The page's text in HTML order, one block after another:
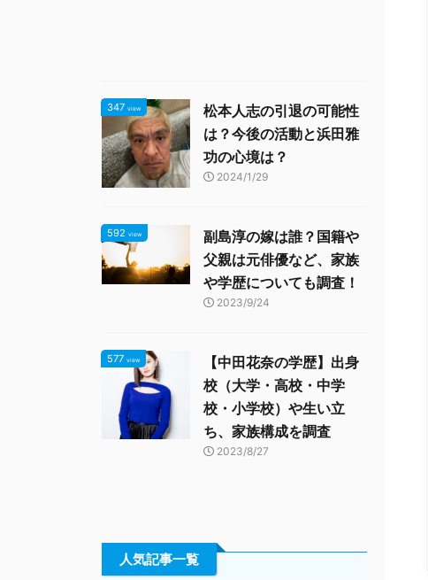
347 view
松本人志の引退の可能性
は？今後の活動と浜田雅
功の心境は？
2024/1/29
592 view
副島淳の嫁は誰？国籍や
父親は元俳優など、家族
や学歴についても調査！
2023/9/24
577 view
【中田花奈の学歴】出身
校（大学・高校・中学
校・小学校）や生い立
ち、家族構成を調査
2023/8/27
人気記事一覧